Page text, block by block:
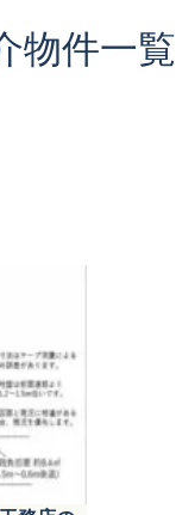
物件一覧